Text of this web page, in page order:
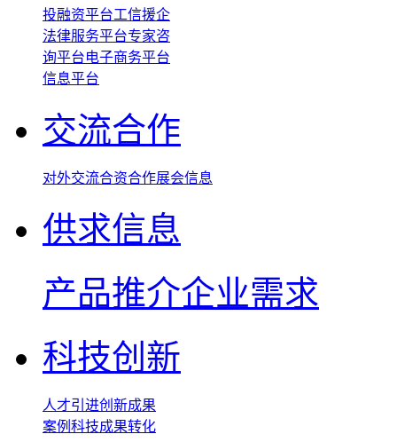
投融资平台工信援企
法律服务平台专家咨
询平台电子商务平台
信息平台
交流合作
对外交流合资合作展会信息
供求信息
产品推介企业需求
科技创新
人才引进创新成果
案例 科技成果转化